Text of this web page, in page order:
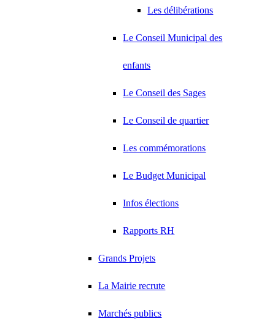
Les délibérations
Le Conseil Municipal des
enfants
Le Conseil des Sages
Le Conseil de quartier
Les commémorations
Le Budget Municipal
Infos élections
Rapports RH
Grands Projets
La Mairie recrute
Marchés publics